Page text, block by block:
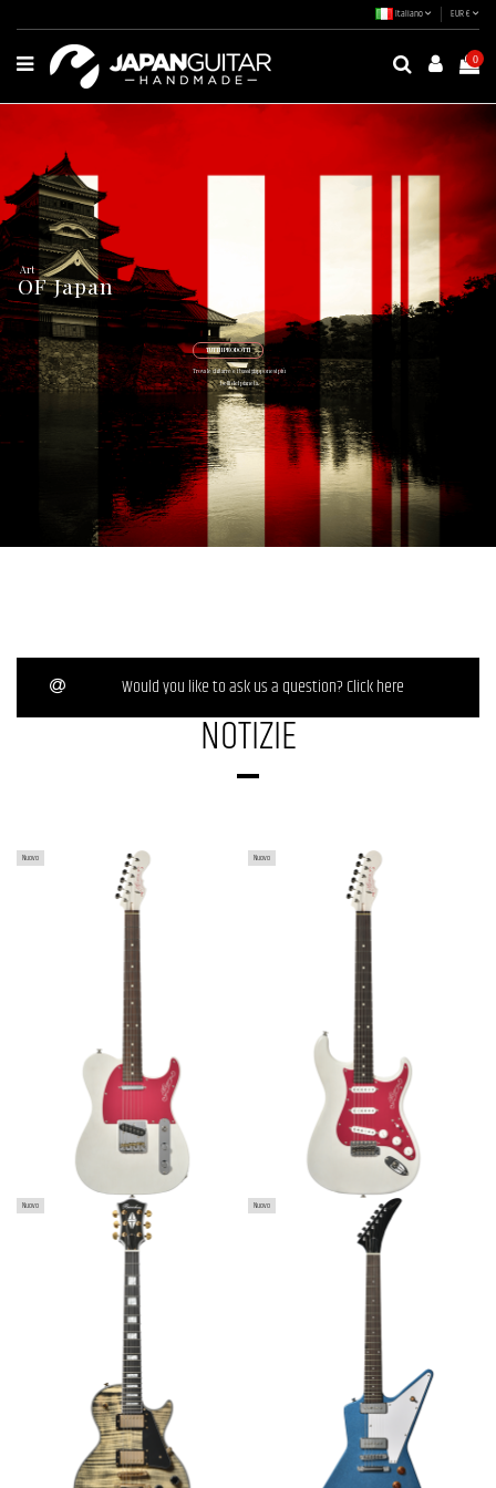
Italiano EUR €
0
Art
OF Japan
Trova le chitarre e i bassi giapponesi più
belli del pianeta.
TUTTI I PRODOTTI
Would you like to ask us a question? Click here
NOTIZIE
NuovoMOMOSE MT1-ADZ-RDR TYPE TL
ELECTRIC GUITAR – 2-PIECE ALDER
BODY – INDIAN ROSEWOOD...
NuovoMOMOSE MC1-ADZ-RD/R TYPE ST
ELECTRIC GUITAR – ALDER BODY,
ROSEWOOD FINGERBOARD – WHITE...
NuovoBACCHUS DUKE-CTM-FM ST-CHG
SINGLE-CUT ELECTRIC GUITAR
1.069,00 €
NuovoBACCHUS BEX-STD/S ELECTRIC
GUITAR
1.119,00 €